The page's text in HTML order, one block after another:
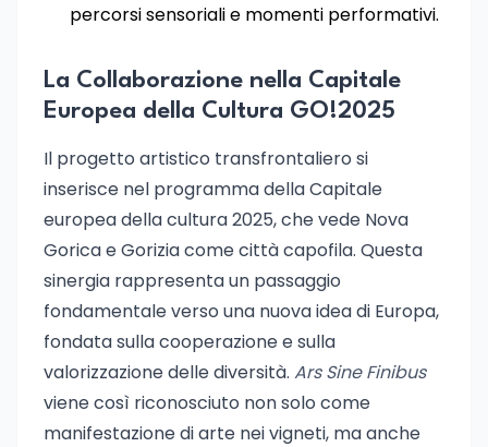
percorsi sensoriali e momenti performativi.
La Collaborazione nella Capitale
Europea della Cultura GO!2025
Il progetto artistico transfrontaliero si
inserisce nel programma della Capitale
europea della cultura 2025, che vede Nova
Gorica e Gorizia come città capofila. Questa
sinergia rappresenta un passaggio
fondamentale verso una nuova idea di Europa,
fondata sulla cooperazione e sulla
valorizzazione delle diversità. Ars Sine Finibus
viene così riconosciuto non solo come
manifestazione di arte nei vigneti, ma anche